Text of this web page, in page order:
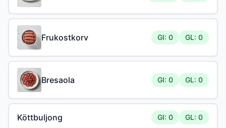
Frukostkorv GI: 0 GL: 0
Bresaola GI: 0 GL: 0
Köttbuljong GI: 0 GL: 0